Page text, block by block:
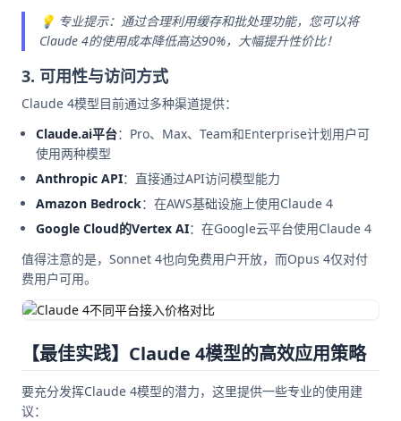
💡 专业提示：通过合理利用缓存和批处理功能，您可以将
Claude 4的使用成本降低高达90%，大幅提升性价比！
3. 可用性与访问方式
Claude 4模型目前通过多种渠道提供：
Claude.ai平台：Pro、Max、Team和Enterprise计划用户可
使用两种模型
Anthropic API：直接通过API访问模型能力
Amazon Bedrock：在AWS基础设施上使用Claude 4
Google Cloud的Vertex AI：在Google云平台使用Claude 4
值得注意的是，Sonnet 4也向免费用户开放，而Opus 4仅对付
费用户可用。
【最佳实践】Claude 4模型的高效应用策略
要充分发挥Claude 4模型的潜力，这里提供一些专业的使用建
议：